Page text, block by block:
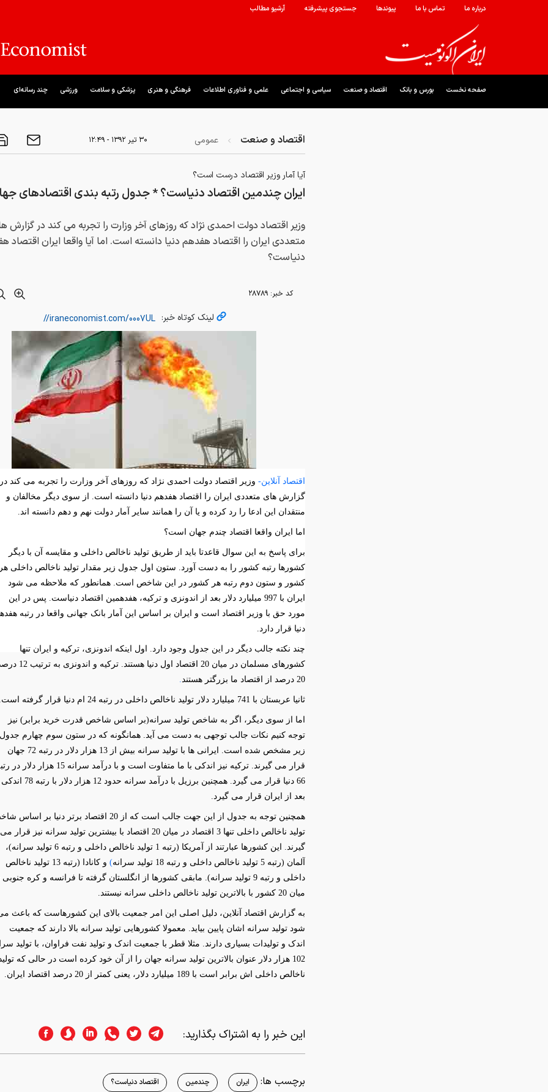
درباره ما تماس با ما پیوندها جستجوی پیشرفته آرشیو مطالب
صفحه نخست بورس و بانک اقتصاد و صنعت سیاسی و اجتماعی علمی و فناوری اطلاعات فرهنگی و هنری پزشکی و سلامت ورزشی چند رسانه‌ای
اقتصاد و صنعت عمومی ۳۰ تير ۱۳۹۲ - ۱۲:۴۹
آیا آمار وزیر اقتصاد درست است؟
ایران چندمین اقتصاد دنیاست؟ * جدول رتبه بندی اقتصادهای
وزیر اقتصاد دولت احمدی نژاد که روزهای آخر وزارت را تجربه می کند در گزارش
متعددی ایران را اقتصاد هفدهم دنیا دانسته است. اما آیا واقعا ایران اقتصاد
دنیاست؟
کد خبر: ۲۸۷۸۹
لینک کوتاه خبر:
اقتصاد آنلاین- وزیر اقتصاد دولت احمدی نژاد که روزهای آخر وزارت را تجربه می کند در
گزارش های متعددی ایران را اقتصاد هفدهم دنیا دانسته است. از سوی دیگر مخالفان و
منتقدان این ادعا را رد کرده و یا آن را همانند سایر آمار دولت نهم و دهم دانسته اند.
اما ایران واقعا اقتصاد چندم جهان است؟
برای پاسخ به این سوال قاعدتا باید از طریق تولید ناخالص داخلی و مقایسه آن با دیگر
کشورها رتبه کشور را به دست آورد. ستون اول جدول زیر مقدار تولید ناخالص داخلی هر
کشور و ستون دوم رتبه هر کشور در این شاخص است. همانطور که ملاحظه می شود
ایران با 997 میلیارد دلار بعد از اندونزی و ترکیه، هفدهمین اقتصاد دنیاست. پس در این
مورد حق با وزیر اقتصاد است و ایران بر اساس این آمار بانک جهانی واقعا در رتبه
دنیا قرار دارد.
چند نکته جالب دیگر در این جدول وجود دارد. اول اینکه اندونزی، ترکیه و ایران تنها
کشورهای مسلمان در میان 20 اقتصاد اول دنیا هستند.
20 درصد از اقتصاد ما بزرگتر هستند
.
ثانیا عربستان با 741 میلیارد دلار تولید ناخالص داخلی در رتبه 24 ام دنیا قرار گرفته است.
اما از سوی دیگر، اگر به شاخص تولید سرانه(بر اساس شاخص قدرت خرید برابر) نیز
توجه کنیم نکات جالب توجهی به دست می آید. همانگونه که در ستون سوم چهارم جدول
زیر مشخص شده است. ایرانی ها با تولید سرانه بیش از 13 هزار دلار در رتبه 72 جهان
قرار می گیرند. ترکیه نیز اندکی با ما متفاوت است و با درآمد سرانه 15 هزار دلار
66 دنیا قرار می گیرد. همچنین برزیل با درآمد سرانه حدود 12 هزار دلار با رتبه 78 اندکی
بعد از ایران قرار می گیرد.
همچنین توجه به جدول از این جهت جالب است که از 20 اقتصاد برتر دنیا بر
تولید ناخالص داخلی تنها 3 اقتصاد در میان 20 اقتصاد با بیشترین تولید سرانه نیز قرار می
گیرند. این کشورها عبارتند از آمریکا (رتبه 1 تولید ناخالص داخلی و رتبه 6 تولید سرانه)،
آلمان (رتبه 5 تولید ناخالص داخلی و رتبه 18 تولید سرانه
)
و کانادا (رتبه 13 تولید ناخالص
داخلی و رتبه 9 تولید سرانه). مابقی کشورها از انگلستان گرفته تا فرانسه و کره جنوبی
میان 20 کشور با بالاترین تولید ناخالص داخلی سرانه نیستند.
به گزارش اقتصاد آنلاین، دلیل اصلی این امر جمعیت بالای این کشورهاست که باعث
شود تولید سرانه اشان پایین بیاید. معمولا کشورهایی تولید سرانه بالا دارند که جمعیت
اندک و تولیدات بسیاری دارند. مثلا قطر با جمعیت اندک و تولید نفت فراوان، با تولید
102 هزار دلار عنوان بالاترین تولید سرانه جهان را از آن خود کرده است در حالی که
ناخالص داخلی اش برابر است با 189 میلیارد دلار، یعنی کمتر از 20 درصد اقتصاد ایران.
این خبر را به اشتراک بگذارید:
برچسب ها: ایران چندمین اقتصاد دنیاست؟